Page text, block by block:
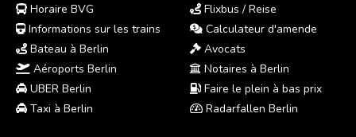
Horaire BVG
Informations sur les trains
Bateau à Berlin
Aéroports Berlin
UBER Berlin
Taxi à Berlin
Flixbus / Reise
Calculateur d'amende
Avocats
Notaires à Berlin
Faire le plein à bas prix
Radarfallen Berlin